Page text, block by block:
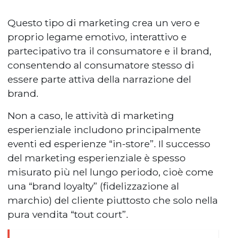
Questo tipo di marketing crea un vero e
proprio legame emotivo, interattivo e
partecipativo tra il consumatore e il brand,
consentendo al consumatore stesso di
essere parte attiva della narrazione del
brand.
Non a caso, le attività di marketing
esperienziale includono principalmente
eventi ed esperienze “in-store”. Il successo
del marketing esperienziale è spesso
misurato più nel lungo periodo, cioè come
una “brand loyalty” (fidelizzazione al
marchio) del cliente piuttosto che solo nella
pura vendita “tout court”.